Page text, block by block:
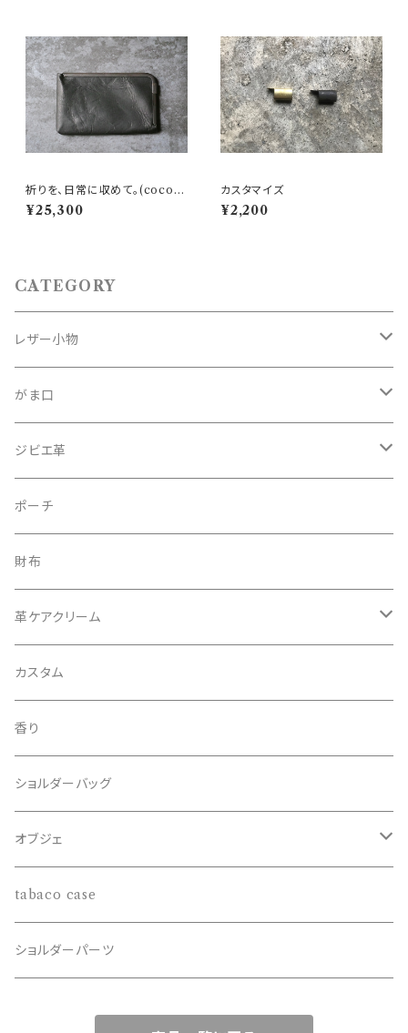
祈りを、日常に収めて。(cocor
o-22鹿革、猪革 L字財布)
¥25,300
カスタマイズ
¥2,200
CATEGORY
レザー小物
名刺入れ
財布
マネークリップ
手帳ケース
カトラリー
がま口
鉄
真鍮
ジビエ革
熊革
鹿革
鳥取県若桜町産
北海道十勝
猪革
鳥取県倉吉
兵庫県但馬
ジビエ
サスティナブル
エシカル
ポーチ
財布
革ケアクリーム
熊脂
メンテナンス
カスタム
香り
ショルダーバッグ
オブジェ
鹿角
ハンティングトロフィー
tabaco case
ショルダーパーツ